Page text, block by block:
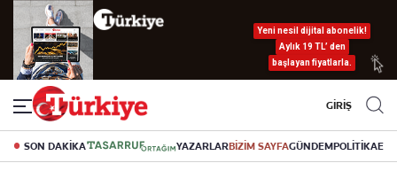
Yeni nesil dijital abonelik!
Aylık 19 TL’ den
başlayan fiyatlarla.
GİRİŞ
SON DAKİKA YAZARLARBİZİM SAYFAGÜNDEMPOLİTİKA